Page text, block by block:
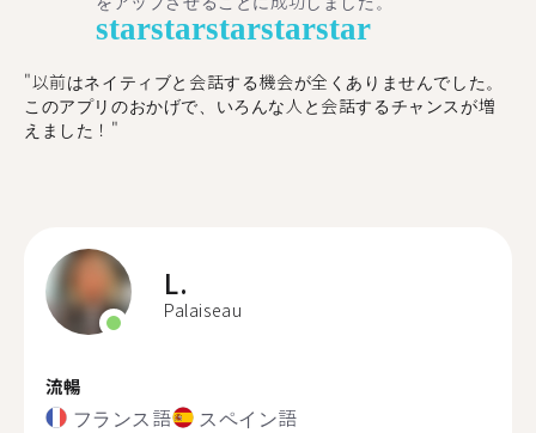
starstarstarstarstar
"以前はネイティブと会話する機会が全くありませんでした。
このアプリのおかげで、いろんな人と会話するチャンスが増
えました！"
L.
Palaiseau
流暢
フランス語 スペイン語